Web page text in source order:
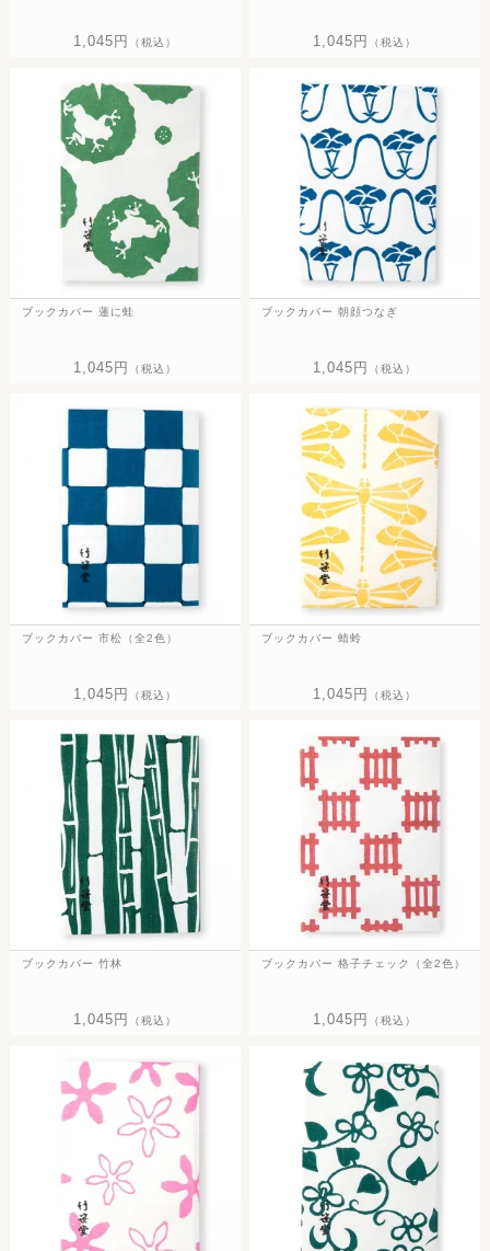
1,045円 （税込） 1,045円 （税込）
ブックカバー 蓮に蛙
1,045円 （税込）
ブックカバー 朝顔つなぎ
1,045円 （税込）
ブックカバー 市松（全2色）
1,045円 （税込）
ブックカバー 蜻蛉
1,045円 （税込）
ブックカバー 竹林
1,045円 （税込）
ブックカバー 格子チェック（全2色）
1,045円 （税込）